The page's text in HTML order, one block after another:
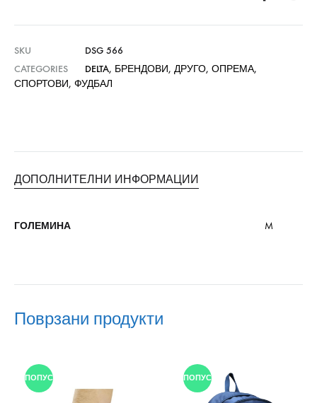
SKU
DSG 566
CATEGORIES
DELTA, БРЕНДОВИ, ДРУГО, ОПРЕМА,
СПОРТОВИ, ФУДБАЛ
ДОПОЛНИТЕЛНИ ИНФОРМАЦИИ
ГОЛЕМИНА M
Поврзани продукти
ПОПУСТ ПОПУСТ